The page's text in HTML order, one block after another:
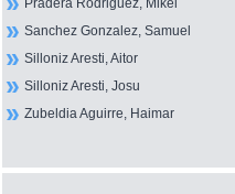
Pradera Rodriguez, Mikel
Sanchez Gonzalez, Samuel
Silloniz Aresti, Aitor
Silloniz Aresti, Josu
Zubeldia Aguirre, Haimar